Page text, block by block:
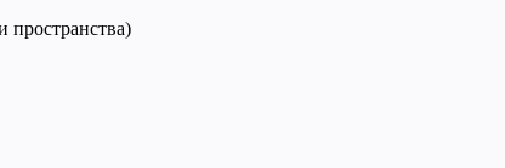
пространства)